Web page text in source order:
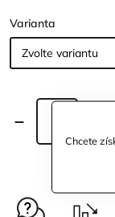
Chcete
Varianta